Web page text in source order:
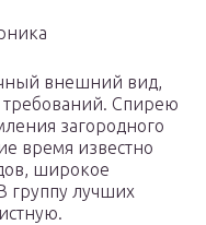
внешний вид,
требований. Спирею
загородного
время известно
широкое
группу лучших